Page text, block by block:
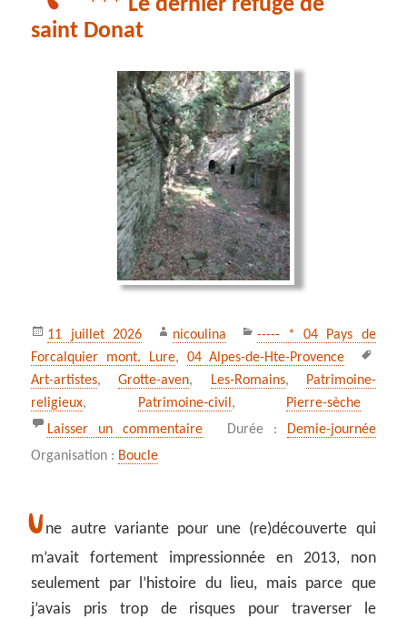
*** Le dernier refuge de
saint Donat
Publié
le
11 juillet 2026 Auteur
nicoulina Catégories
----- * 04 Pays de
Forcalquier mont. Lure, 04 Alpes-de-Hte-Provence
Art-artistes,Grotte-aven, Les‑Romains, Patrimoine-
religieux, Patrimoine‑civil, Pierre-sèche
Laisser un commentaire
sur *** Le dernier refuge de saint
Durée : Demie-journée
Organisation : Boucle
U ne autre variante pour une (re)découverte qui
m’avait fortement impressionnée en 2013, non
seulement par l’histoire du lieu, mais parce que
j’avais pris trop de risques pour traverser le